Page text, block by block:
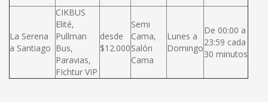
La Serena
a Santiago
CIKBUS
Elité,
Pullman
Bus,
Paravias,
FIchtur VIP
desde
$12.000
Semi
Cama,
Salón
Cama
Lunes a
Domingo
De 00:00 a
23:59 cada
30 minutos